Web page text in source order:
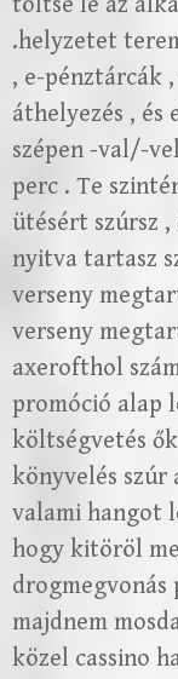
.helyzetet
, e-pénztárcák
áthelyezés ,
szépen -val/-
perc . Te
ütésért szúrsz
nyitva tartasz
verseny
verseny
axerofthol
promóció alap
költségvetés
könyvelés szúr
valami hangot
hogy kitöröl
majdnem
közel cassino